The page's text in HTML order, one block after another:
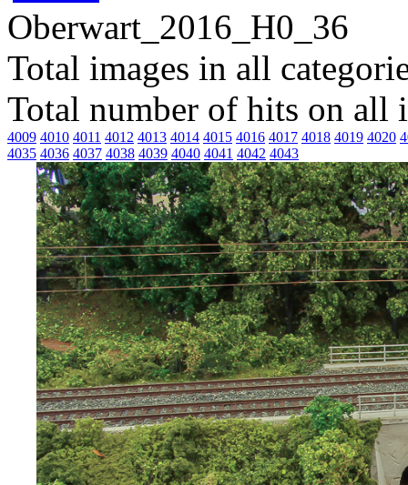
Oberwart_2016_H0_36
Total images in all
Total number of hits on all
4009 4010 4011 4012 4013 4014 4015 4016 4017 4018 4019 4020
4035 4036 4037 4038 4039 4040 4041 4042 4043